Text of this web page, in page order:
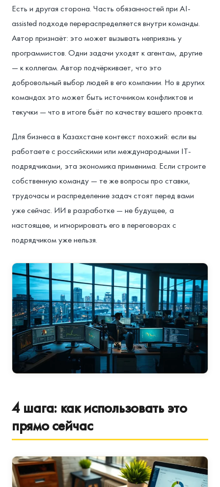
Есть и другая сторона. Часть обязанностей при AI-
assisted подходе перераспределяется внутри команды.
Автор признаёт: это может вызывать неприязнь у
программистов. Одни задачи уходят к агентам, другие
— к коллегам. Автор подчёркивает, что это
добровольный выбор людей в его компании. Но в других
командах это может быть источником конфликтов и
текучки — что в итоге бьёт по качеству вашего проекта.
Для бизнеса в Казахстане контекст похожий: если вы
работаете с российскими или международными IT-
подрядчиками, эта экономика применима. Если строите
собственную команду — те же вопросы про ставки,
трудочасы и распределение задач стоят перед вами
уже сейчас. ИИ в разработке — не будущее, а
настоящее, и игнорировать его в переговорах с
подрядчиком уже нельзя.
4 шага: как использовать это
прямо сейчас